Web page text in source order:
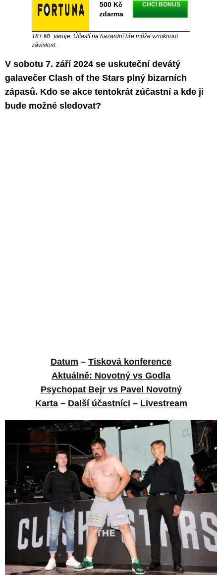
500 Kč
zdarma
CHCI BONUS
18+ MF varuje: Účastí na hazardní hře může vzniknout
závislost.
V sobotu 7. září 2024 se uskuteční devátý
galavečer Clash of the Stars plný bizarních
zápasů. Kdo se akce tentokrát zúčastní a kde ji
bude možné sledovat?
Datum – Tisková konference
Aktuálně: Novotný vs Godla
Psychopat Bejr vs Pavel Novotný
Karta– Další účastníci – Livestream